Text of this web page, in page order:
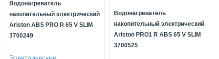
Водонагреватель
накопительный электрический
Ariston ABS PRO R 65 V SLIM
3700249
Водонагреватель
накопительный электрический
Ariston PRO1 R ABS 65 V SLIM
3700525